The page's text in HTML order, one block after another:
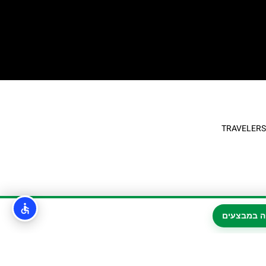
במבצעים